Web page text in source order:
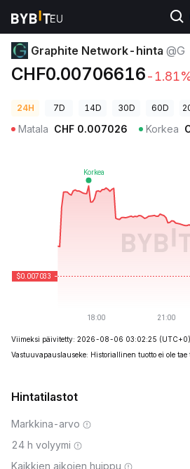
Kryptohinnat Graphite Network-hinta @G
Graphite Network-hinta @G
CHF0.00706616-
24H 7D 14D 30D 60D
Matala CHF 0.007026 Korkea
Viimeksi päivitetty: 2026-08-06 03:02:25 (UTC+0)
Vastuuvapauslauseke: Historiallinen tuotto ei ole tae
Hintatilastot
Markkina-arvo
24 h volyymi
Kaikkien aikojen huippu